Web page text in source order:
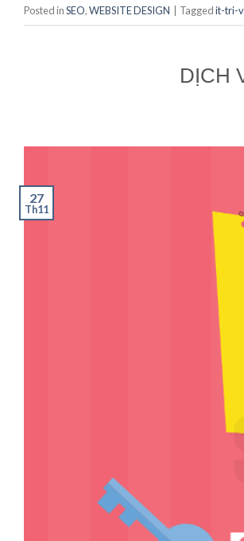
Posted inSEO,WEBSITE DESIGN Taggedit-tri-
DỊCH
27
Th11